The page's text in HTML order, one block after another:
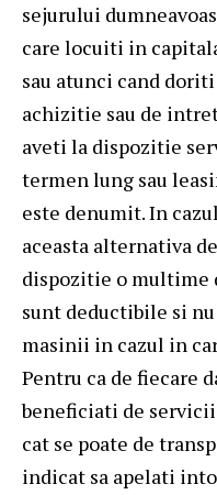
sejurului
care locuiti in
sau atunci cand
achizitie sau de
aveti la dispozitie
termen lung sau
este denumit. In
aceasta alternativa
dispozitie o multime
sunt deductibile si
masinii in cazul in
Pentru ca de fiecare
beneficiati de
cat se poate de
indicat sa apelati